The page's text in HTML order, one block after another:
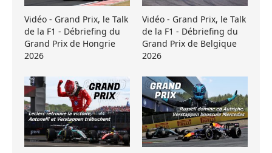
Vidéo - Grand Prix, le Talk
de la F1 - Débriefing du
Grand Prix de Hongrie
2026
Vidéo - Grand Prix, le Talk
de la F1 - Débriefing du
Grand Prix de Belgique
2026